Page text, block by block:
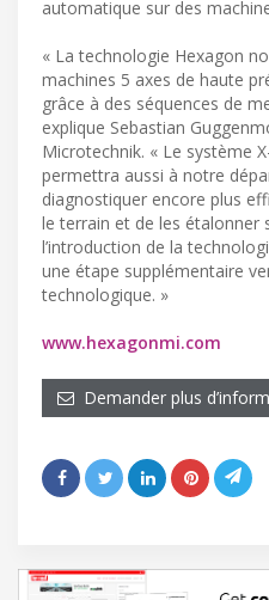
automatique sur des
« La technologie Hexagon
machines 5 axes de haute
grâce à des séquences de
explique Sebastian
Microtechnik. « Le système
permettra aussi à notre
diagnostiquer encore plus
le terrain et de les étalonner
l’introduction de la
une étape supplémentaire
technologique. »
www.hexagonmi.com
Demander plus